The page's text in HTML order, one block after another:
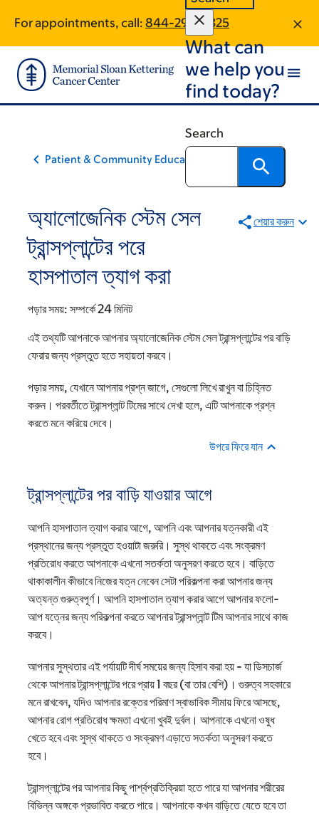
main
content
footer
For appointments, call: 844-295-8325
What can
we help you
find today?
Search
Patient & Community Education
অ্যালোজেনিক স্টেম সেল
ট্রান্সপ্লান্টের পরে
হাসপাতাল ত্যাগ করা
শেয়ার করুন
পড়ার সময়: সম্পর্কে 24 মিনিট
এই তথ্যটি আপনাকে আপনার অ্যালোজেনিক স্টেম সেল ট্রান্সপ্লান্টের পর বাড়ি
ফেরার জন্য প্রস্তুত হতে সহায়তা করবে।
পড়ার সময়, যেখানে আপনার প্রশ্ন জাগে, সেগুলো লিখে রাখুন বা চিহ্নিত
করুন। পরবর্তীতে ট্রান্সপ্লান্ট টিমের সাথে দেখা হলে, এটি আপনাকে প্রশ্ন
করতে মনে করিয়ে দেবে।
উপরে ফিরে যান
ট্রান্সপ্লান্টের পর বাড়ি যাওয়ার আগে
আপনি হাসপাতাল ত্যাগ করার আগে, আপনি এবং আপনার যত্নকারী এই
প্রস্থানের জন্য প্রস্তুত হওয়াটা জরুরি। সুস্থ থাকতে এবং সংক্রমণ
প্রতিরোধ করতে আপনাকে এখনো সতর্কতা অনুসরণ করতে হবে। বাড়িতে
থাকাকালীন কীভাবে নিজের যত্ন নেবেন সেটা পরিকল্পনা করা আপনার জন্য
অত্যন্ত গুরুত্বপূর্ণ। আপনি হাসপাতাল ত্যাগ করার আগে আপনার ফলো-
আপ যত্নের জন্য পরিকল্পনা করতে আপনার ট্রান্সপ্লান্ট টিম আপনার সাথে কাজ
করবে।
আপনার সুস্থতার এই পর্যায়টি দীর্ঘ সময়ের জন্য হিসাব করা হয় - যা ডিসচার্জ
থেকে আপনার ট্রান্সপ্লান্টের পরে প্রায় 1 বছর (বা তার বেশি)। গুরুত্ব সহকারে
মনে রাখবেন, যদিও আপনার রক্তের পরিমাণ স্বাভাবিক সীমায় ফিরে আসছে,
আপনার রোগ প্রতিরোধ ক্ষমতা এখনো খুবই দুর্বল। আপনাকে এখনো ওষুধ
খেতে হবে এবং সুস্থ থাকতে ও সংক্রমণ এড়াতে সতর্কতা অনুসরণ করতে
হবে।
ট্রান্সপ্লান্টের পর আপনার কিছু পার্শ্বপ্রতিক্রিয়া হতে পারে যা আপনার শরীরের
বিভিন্ন অঙ্গকে প্রভাবিত করতে পারে। আপনাকে কখন বাড়িতে যেতে হবে তা